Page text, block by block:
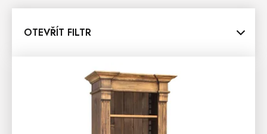
OTEVŘÍT FILTR